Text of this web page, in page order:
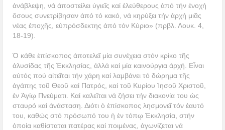
ἀνάβλεψη, νά ἀποστείλει ὑγιεῖς καί ἐλεύθερους ἀπό τήν ἐνοχή
ὅσους συνετρίβησαν ἀπό τό κακό, νά κηρύξει τήν ἀρχή μιᾶς
νέας ἐποχῆς, εὐπρόσδεκτης ἀπό τόν Κύριο» (πρβλ. Λουκ. 4,
18-19).
Ὁ κάθε ἐπίσκοπος ἀποτελεῖ μία συνέχεια στόν κρίκο τῆς
ἁλυσίδας τῆς Ἐκκλησίας, ἀλλά καί μία καινούργια ἀρχή. Εἶναι
αὐτός πού αἰτεῖται τήν χάρη καί λαμβάνει τό δώρημα τῆς
ἀγάπης τοῦ Θεοῦ καί Πατρός, καί τοῦ Κυρίου Ἰησοῦ Χριστοῦ,
ἐν Ἁγίῳ Πνεύματι. Καί καλεῖται νά ζήσει τήν διακονία του ὡς
σταυρό καί ἀνάσταση. Διότι ὁ ἐπίσκοπος λησμονεῖ τόν ἑαυτό
του, καθώς στό πρόσωπό του ἡ ἐν τόπῳ Ἐκκλησία, στήν
ὁποία καθίσταται πατέρας καί ποιμένας, ἀγωνίζεται νά